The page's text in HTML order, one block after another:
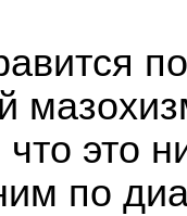
это
по